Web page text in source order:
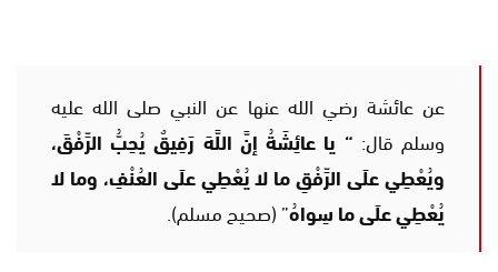
عن عائشة رضي الله عنها عن النبي صلى الله عليه
وسلم قال: “ يا عائِشَةُ إنَّ اللَّهَ رَفِيقٌ يُحِبُّ الرِّفْقَ،
ويُعْطِي علَى الرِّفْقِ ما لا يُعْطِي علَى العُنْفِ، وما لا
يُعْطِي علَى ما سِواهُ” (صحيح مسلم).